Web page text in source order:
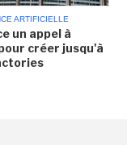
ARTIFICIELLE
un appel à
créer jusqu'à